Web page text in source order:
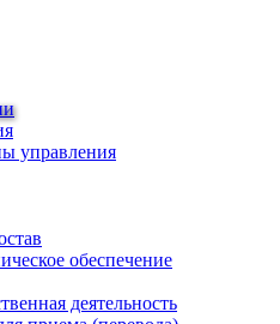
управления
обеспечение
деятельность